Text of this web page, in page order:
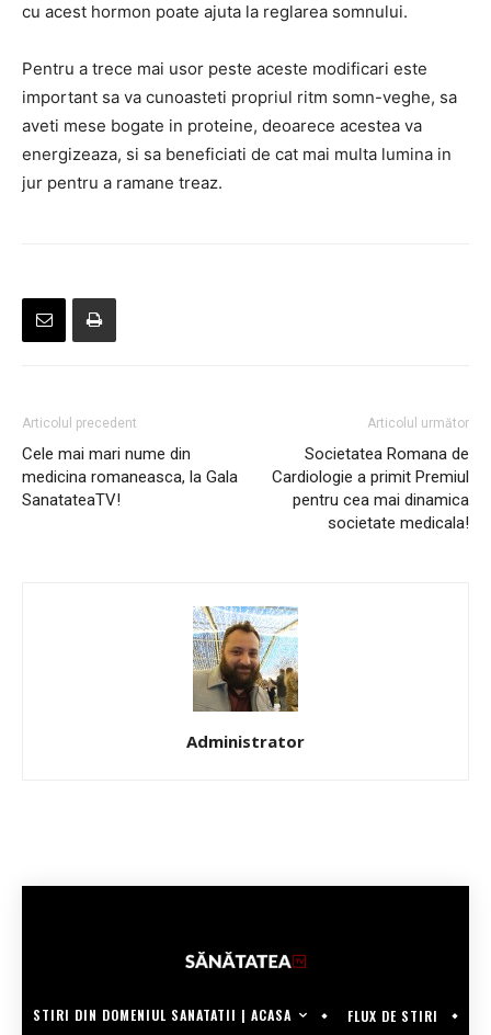
cu acest hormon poate ajuta la reglarea somnului.
Pentru a trece mai usor peste aceste modificari este
important sa va cunoasteti propriul ritm somn-veghe, sa
aveti mese bogate in proteine, deoarece acestea va
energizeaza, si sa beneficiati de cat mai multa lumina in
jur pentru a ramane treaz.
Articolul precedent
Cele mai mari nume din
medicina romaneasca, la Gala
SanatateaTV!
Articolul următor
Societatea Romana de
Cardiologie a primit Premiul
pentru cea mai dinamica
societate medicala!
Administrator
STIRI DIN DOMENIUL SANATATII | ACASA
FLUX DE STIRI